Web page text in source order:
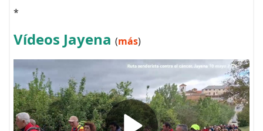
*
Vídeos Jayena (más)